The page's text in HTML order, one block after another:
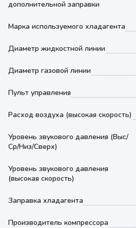
дополнительной заправки
Марка используемого хладагента
Диаметр жидкостной линии
Диаметр газовой линии
Пульт управления
Расход воздуха (высокая скорость)
Уровень звукового давления (Выс/
Ср/Низ/Сверх)
Уровень звукового давления
(высокая скорость)
Заправка хладагента
Производитель компрессора